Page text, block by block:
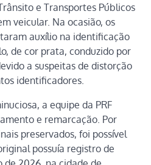
e Transportes Públicos
veicular. Na ocasião, os
auxílio na identificação
de cor prata, conduzido por
a suspeitas de distorção
identificadores.
a equipe da PRF
e remarcação. Por
preservados, foi possível
possuía registro de